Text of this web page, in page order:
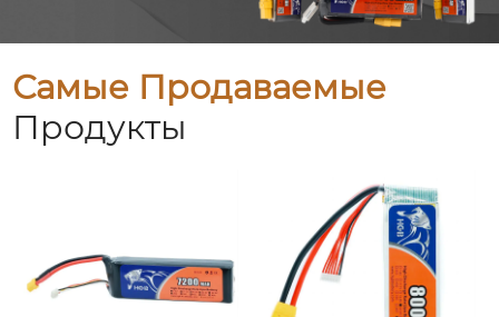
Самые Продаваемые
Продукты